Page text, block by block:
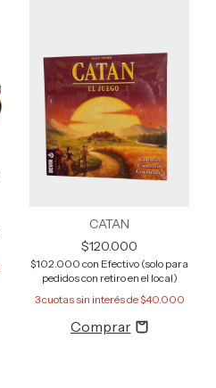
CATAN
$120.000
$102.000 con Efectivo (solo para
pedidos con retiro en el local)
3cuotas sin interés de$40.000